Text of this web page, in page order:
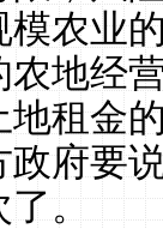
模农业
农地经
地租金
政府要
了。